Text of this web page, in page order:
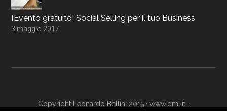
[Evento gratuito] Social Selling per il tuo Business
3 maggio 2017
Copyright Leonardo Bellini 2015 · www.dml.it ·